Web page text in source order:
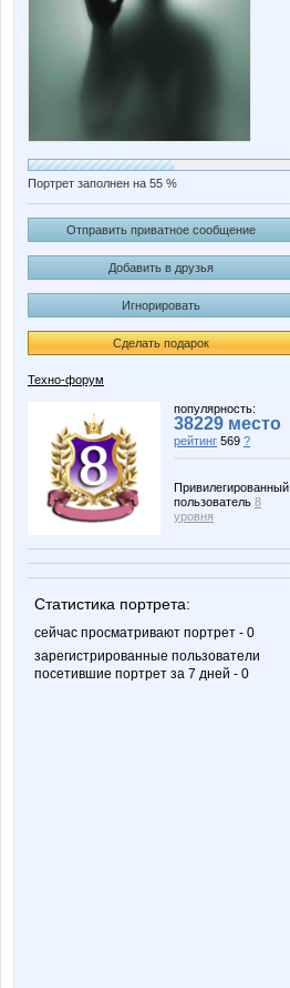
Портрет заполнен на 55 %
Отправить приватное сообщение
Добавить в друзья
Игнорировать
Сделать подарок
Техно-форум
популярность:
38229 место
рейтинг 569 ?
Привилегированный
пользователь 8
уровня
Статистика портрета:
сейчас просматривают портрет - 0
зарегистрированные пользователи
посетившие портрет за 7 дней - 0